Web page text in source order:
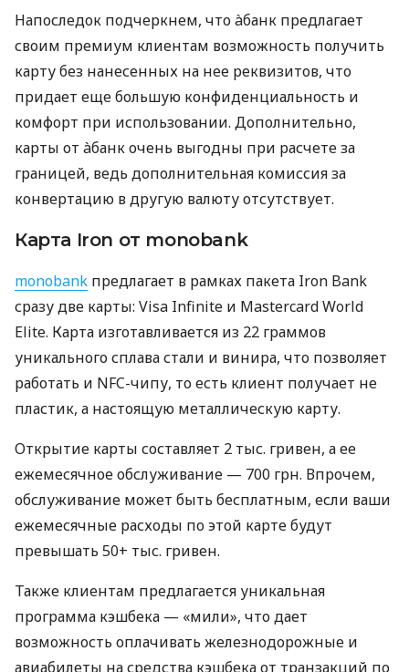
Напоследок подчеркнем, что àбанк предлагает
своим премиум клиентам возможность получить
карту без нанесенных на нее реквизитов, что
придает еще большую конфиденциальность и
комфорт при использовании. Дополнительно,
карты от àбанк очень выгодны при расчете за
границей, ведь дополнительная комиссия за
конвертацию в другую валюту отсутствует.
Карта Iron от monobank
monobank предлагает в рамках пакета Iron Bank
сразу две карты: Visa Infinite и Mastercard World
Elite. Карта изготавливается из 22 граммов
уникального сплава стали и винира, что позволяет
работать и NFC-чипу, то есть клиент получает не
пластик, а настоящую металлическую карту.
Открытие карты составляет 2 тыс. гривен, а ее
ежемесячное обслуживание — 700 грн. Впрочем,
обслуживание может быть бесплатным, если ваши
ежемесячные расходы по этой карте будут
превышать 50+ тыс. гривен.
Также клиентам предлагается уникальная
программа кэшбека — «мили», что дает
возможность оплачивать железнодорожные и
авиабилеты на средства кэшбека от транзакций по